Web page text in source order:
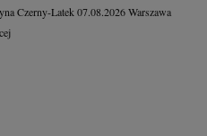
Czerny-Latek 07.08.2026Warszawa